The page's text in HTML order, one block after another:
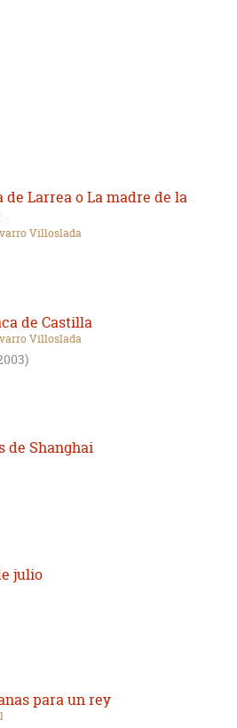
de Larrea o La madre de la
Villoslada
de Castilla
Villoslada
de Shanghai
julio
para un rey